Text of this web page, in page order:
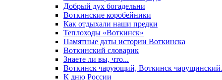
Добрый дух богадельни
Воткинские коробейники
Как отдыхали наши предки
Теплоходы «Воткинск»
Памятные даты истории Воткинска
Воткинский словарик
Знаете ли вы, что...
Воткинск чарующий, Воткинск
К дню России